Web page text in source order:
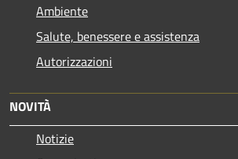
Ambiente
Salute, benessere e assistenza
Autorizzazioni
NOVITÀ
Notizie